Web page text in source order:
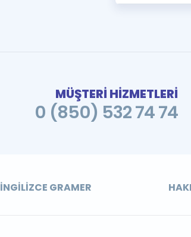
MÜŞTERİ HİZMETLERİ
0 (850) 532 74 74
İNGILIZCE GRAMER